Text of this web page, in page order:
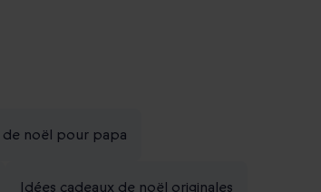
de noël pour papa
Idées cadeaux de noël originales